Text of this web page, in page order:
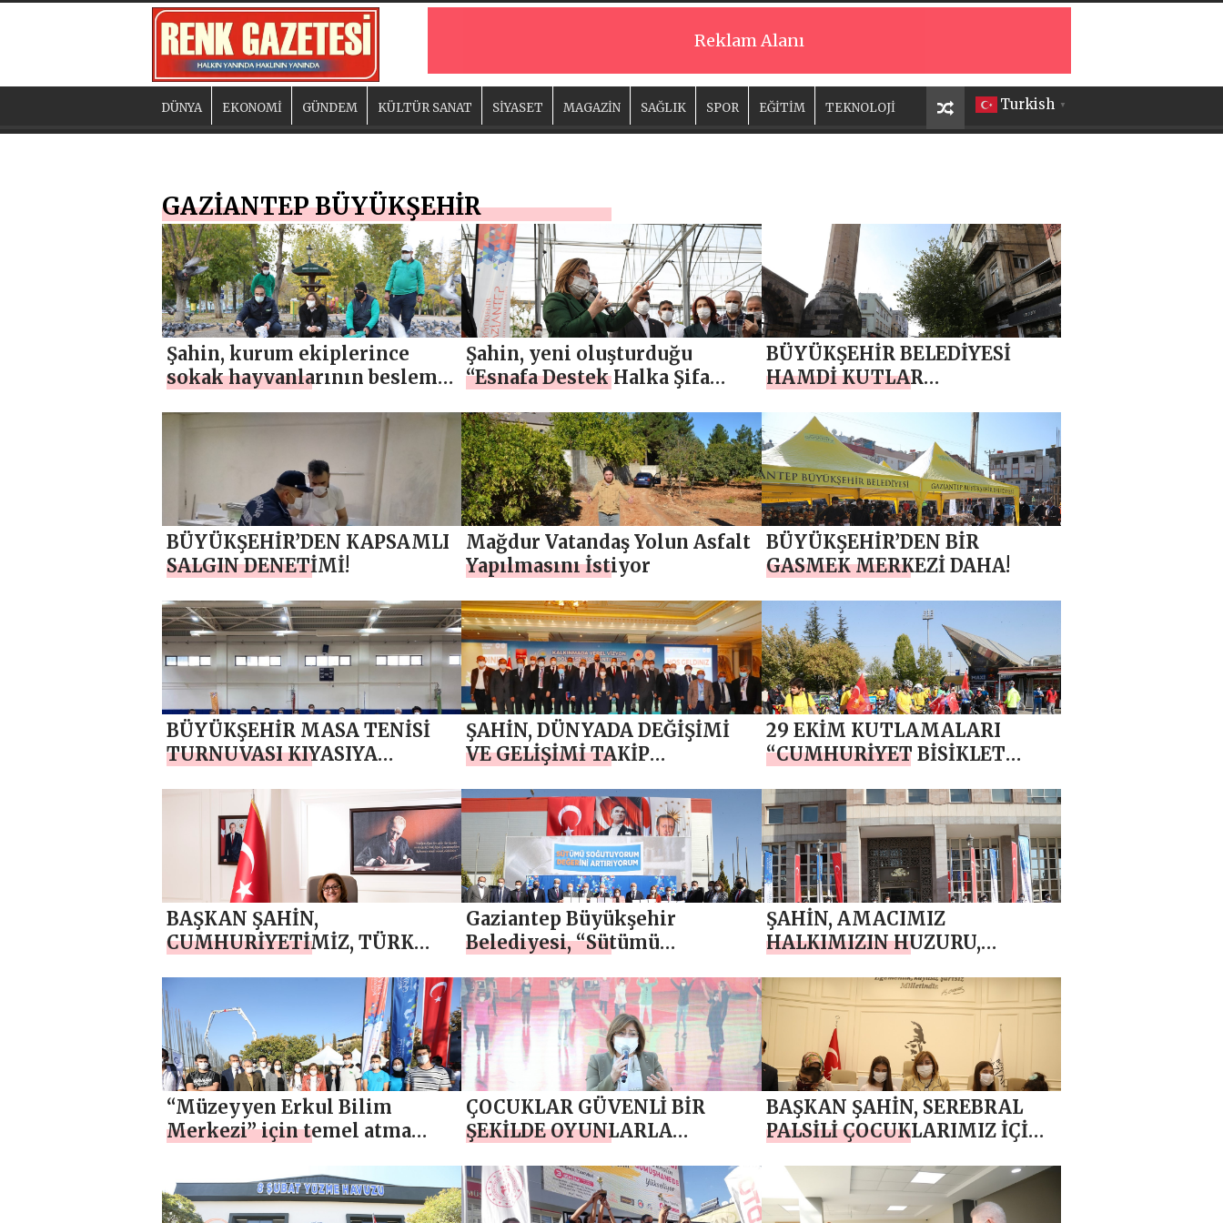
Reklam Alanı
Turkish ▼
DÜNYA EKONOMİ GÜNDEM KÜLTÜR SANAT SİYASET MAGAZİN SAĞLIK SPOR EĞİTİM TEKNOLOJİ
GAZİANTEP BÜYÜKŞEHİR
Şahin, kurum ekiplerince
sokak hayvanlarının besleme
Şahin, yeni oluşturduğu
“Esnafa Destek Halka Şifa
BÜYÜKŞEHİR BELEDİYESİ
HAMDİ KUTLAR
ÇALIŞMASI BAŞLATIYOR
BÜYÜKŞEHİR’DEN KAPSAMLI
SALGIN DENETİMİ!
Mağdur Vatandaş Yolun Asfalt
Yapılmasını İstiyor
BÜYÜKŞEHİR’DEN BİR
GASMEK MERKEZİ DAHA!
BÜYÜKŞEHİR MASA TENİSİ
TURNUVASI KIYASIYA
ŞAHİN, DÜNYADA DEĞİŞİMİ
VE GELİŞİMİ TAKİP
29 EKİM KUTLAMALARI
“CUMHURİYET BİSİKLET
BAŞKAN ŞAHİN,
CUMHURİYETİMİZ, TÜRK
İLE İLELEBET SÜRECEK
Gaziantep Büyükşehir
Belediyesi, “Sütümü
Arttırıyorum”
ŞAHİN, AMACIMIZ
HALKIMIZIN HUZURU,
MUTLULUĞU
“Müzeyyen Erkul Bilim
Merkezi” için temel atma
ÇOCUKLAR GÜVENLİ BİR
ŞEKİLDE OYUNLARLA
BAŞKAN ŞAHİN, SEREBRAL
PALSİLİ ÇOCUKLARIMIZ İÇİN